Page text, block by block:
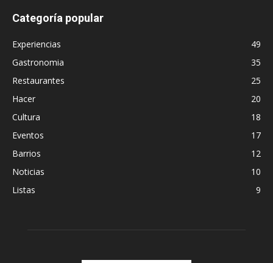
Categoría popular
Experiencias
49
Gastronomia
35
Restaurantes
25
Hacer
20
Cultura
18
Eventos
17
Barrios
12
Noticias
10
Listas
9